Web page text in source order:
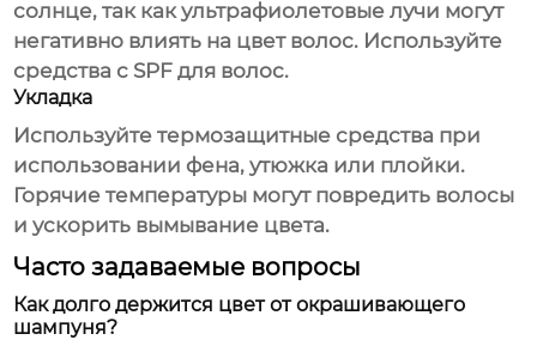
солнце, так как ультрафиолетовые лучи могут
негативно влиять на цвет волос. Используйте
средства с SPF для волос.
Укладка
Используйте термозащитные средства при
использовании фена, утюжка или плойки.
Горячие температуры могут повредить волосы
и ускорить вымывание цвета.
Часто задаваемые вопросы
Как долго держится цвет от окрашивающего
шампуня?